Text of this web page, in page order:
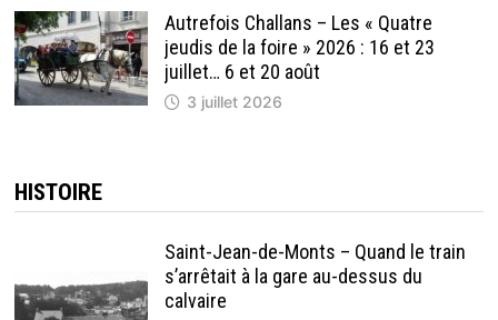
Autrefois Challans – Les « Quatre
jeudis de la foire » 2026 : 16 et 23
juillet… 6 et 20 août
3 juillet 2026
HISTOIRE
Saint-Jean-de-Monts – Quand le train
s’arrêtait à la gare au-dessus du
calvaire